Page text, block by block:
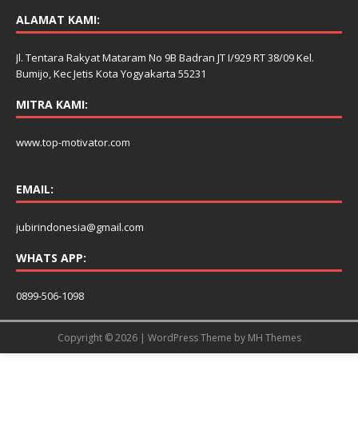
ALAMAT KAMI:
Jl. Tentara Rakyat Mataram No 9B Badran JT I/929 RT 38/09 Kel.
Bumijo, Kec Jetis Kota Yogyakarta 55231
MITRA KAMI:
www.top-motivator.com
EMAIL:
jubirindonesia@gmail.com
WHATS APP:
0899-506-1098
Copyright © 2026 | WordPress Theme by MH Themes